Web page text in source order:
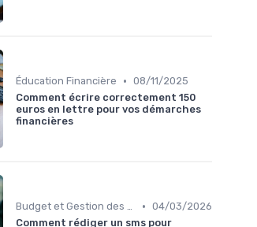
Éducation Financière • 08/11/2025
Comment écrire correctement 150
euros en lettre pour vos démarches
financières
Budget et Gestion des Finances Personnelles • 04/03/2026
Comment rédiger un sms pour